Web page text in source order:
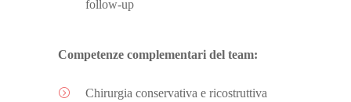
follow-up
Competenze complementari del team:
Chirurgia conservativa e ricostruttiva